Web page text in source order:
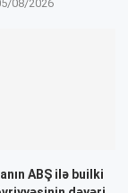
08/2026
ABŞ ilə builki